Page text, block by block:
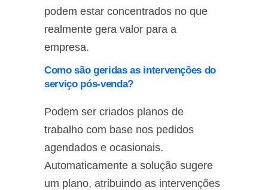
podem estar concentrados no que
realmente gera valor para a
empresa.
Como são geridas as intervenções do
serviço pós-venda?
Podem ser criados planos de
trabalho com base nos pedidos
agendados e ocasionais.
Automaticamente a solução sugere
um plano, atribuindo as intervenções